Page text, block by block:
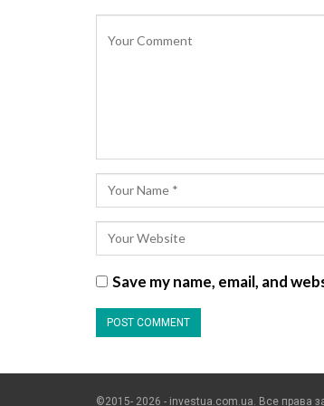
Save my name, email, and
©2015- 2026 - investua.com.ua. Все права